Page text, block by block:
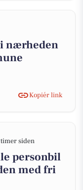
nærheden
Kopiér link
siden
personbil
med fri